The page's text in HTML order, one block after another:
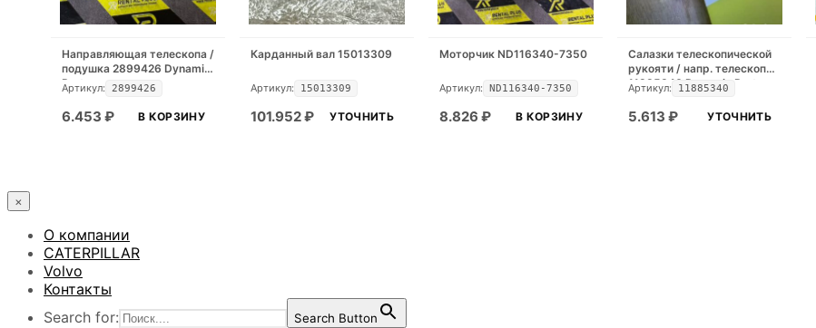
Направляющая телескопа /
подушка 2899426 Dynamic
Part
Артикул: 2899426
6.453 ₽ В КОРЗИНУ
Карданный вал 15013309
Артикул: 15013309
101.952₽ УТОЧНИТЬ
Моторчик ND116340-7350
Артикул: ND116340-7350
8.826 ₽ В КОРЗИНУ
Салазки телескопической
рукояти / напр. телескопа
11885340 Dynamic Part
Артикул: 11885340
5.613 ₽ УТОЧНИТЬ
×
О компании
CATERPILLAR
Volvo
Контакты
Search for:
Search Button